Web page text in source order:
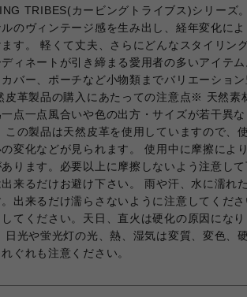
TRIBES(カービングトライブス)シリーズ
のヴィンテージ感を生み出し、経年変化に
す。 軽くて丈夫、さらにどんなスタイリン
ィネートが引き締まる愛用者の多いアイテ
バー、ポーチなど小物類までバリエーショ
革製品の購入にあたっての注意点※ 天然素
点一点風合いや色の出方・サイズが若干異
この製品は天然皮革を使用していますので、
変化などが見られます。 使用中に摩擦によ
ります。必要以上に摩擦しないよう注意し
来るだけお避け下さい。 雨や汗、水に濡れ
出来るだけ濡らさないように注意してくだ
てください。天日、直火は硬化の原因にな
日光や蛍光灯の光、熱、湿気は変質、変色、
ぐれも注意ください。